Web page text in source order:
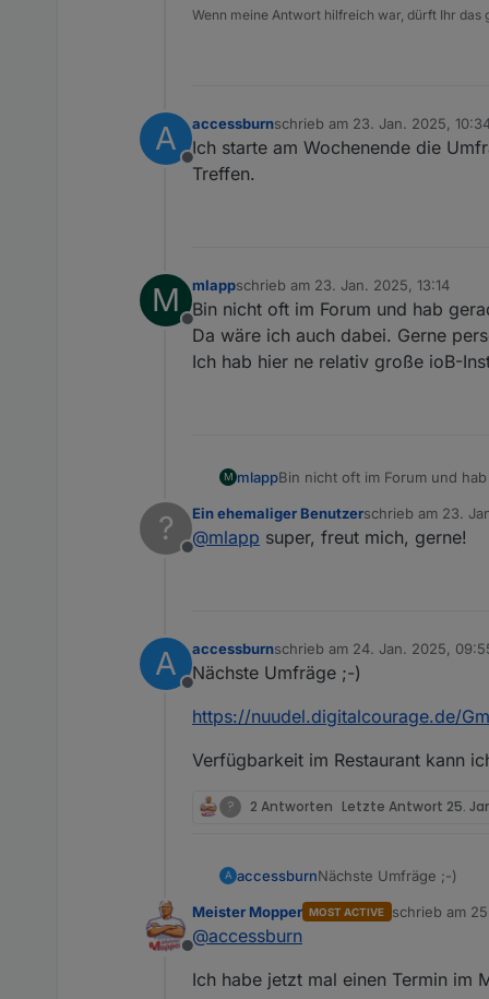
Oder
20:30 -
Occurs
Meeting link:
Wenn meine Antwort hilfreich war, dürft Ihr
A
Offline
accessburnschrieb am 23. Jan. 2025,
zuletzt editiert von
Ich starte am Wochenende die
Treffen.
M
Offline
mlappschrieb am 23. Jan. 2025, 13:14
zuletzt editiert von
Bin nicht oft im Forum und hab
Da wäre ich auch dabei. Gerne
Ich hab hier ne relativ große ioB-
M mlappBin nicht oft im Forum und
Ich hab hier ne relativ große
?
Offline
Ein ehemaliger Benutzerschrieb am 23.
zuletzt editiert von
@mlapp super, freut mich, gerne!
A
Offline
accessburnschrieb am 24. Jan. 2025,
zuletzt editiert von accessburn
Nächste Umfräge ;-)
https://nuudel.digitalcourage.de/
Verfügbarkeit im Restaurant kann
? 2 Antworten Letzte Antwort 25.
A accessburnNächste Umfräge ;-)
https://
Offline
Meister Mopper MOST ACTIVE schrieb am
zuletzt editiert
@accessburn
Ich habe jetzt mal einen Termin im